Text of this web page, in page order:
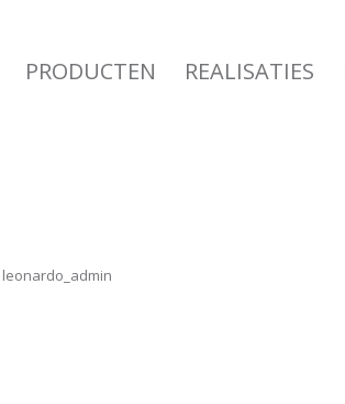
PRODUCTEN REALISATIES
leonardo_admin